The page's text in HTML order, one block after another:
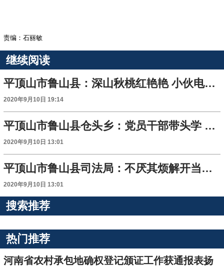
责编：石丽敏
继续阅读
平顶山市鲁山县：深山秋桃红艳艳 小伙电商卖得欢
2020年9月10日 19:14
平顶山市鲁山县仓头乡：党员干部带头学 筑牢法律防护墙
2020年9月10日 13:01
平顶山市鲁山县司法局：不厌其烦解开当事人心中“千千结”
2020年9月10日 13:01
搜索推荐
热门推荐
河南省农村承包地确权登记颁证工作获通报表扬